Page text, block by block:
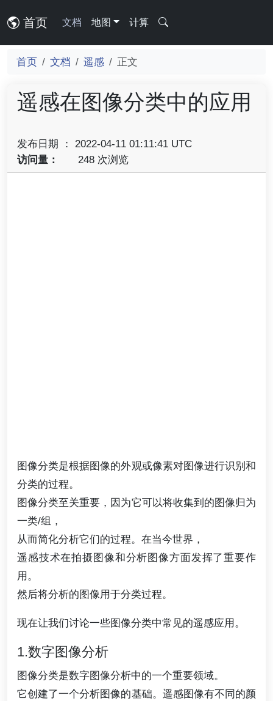
首页 文档 地图 计算
首页 文档 遥感 正文
遥感在图像分类中的应用
发布日期 ： 2022-04-11 01:11:41 UTC
访问量：
248 次浏览
图像分类是根据图像的外观或像素对图像进行识别和
分类的过程。
图像分类至关重要，因为它可以将收集到的图像归为
一类/组，
从而简化分析它们的过程。在当今世界，
遥感技术在拍摄图像和分析图像方面发挥了重要作
用。
然后将分析的图像用于分类过程。
现在让我们讨论一些图像分类中常见的遥感应用。
1.数字图像分析
图像分类是数字图像分析中的一个重要领域。
它创建了一个分析图像的基础。遥感图像有不同的颜